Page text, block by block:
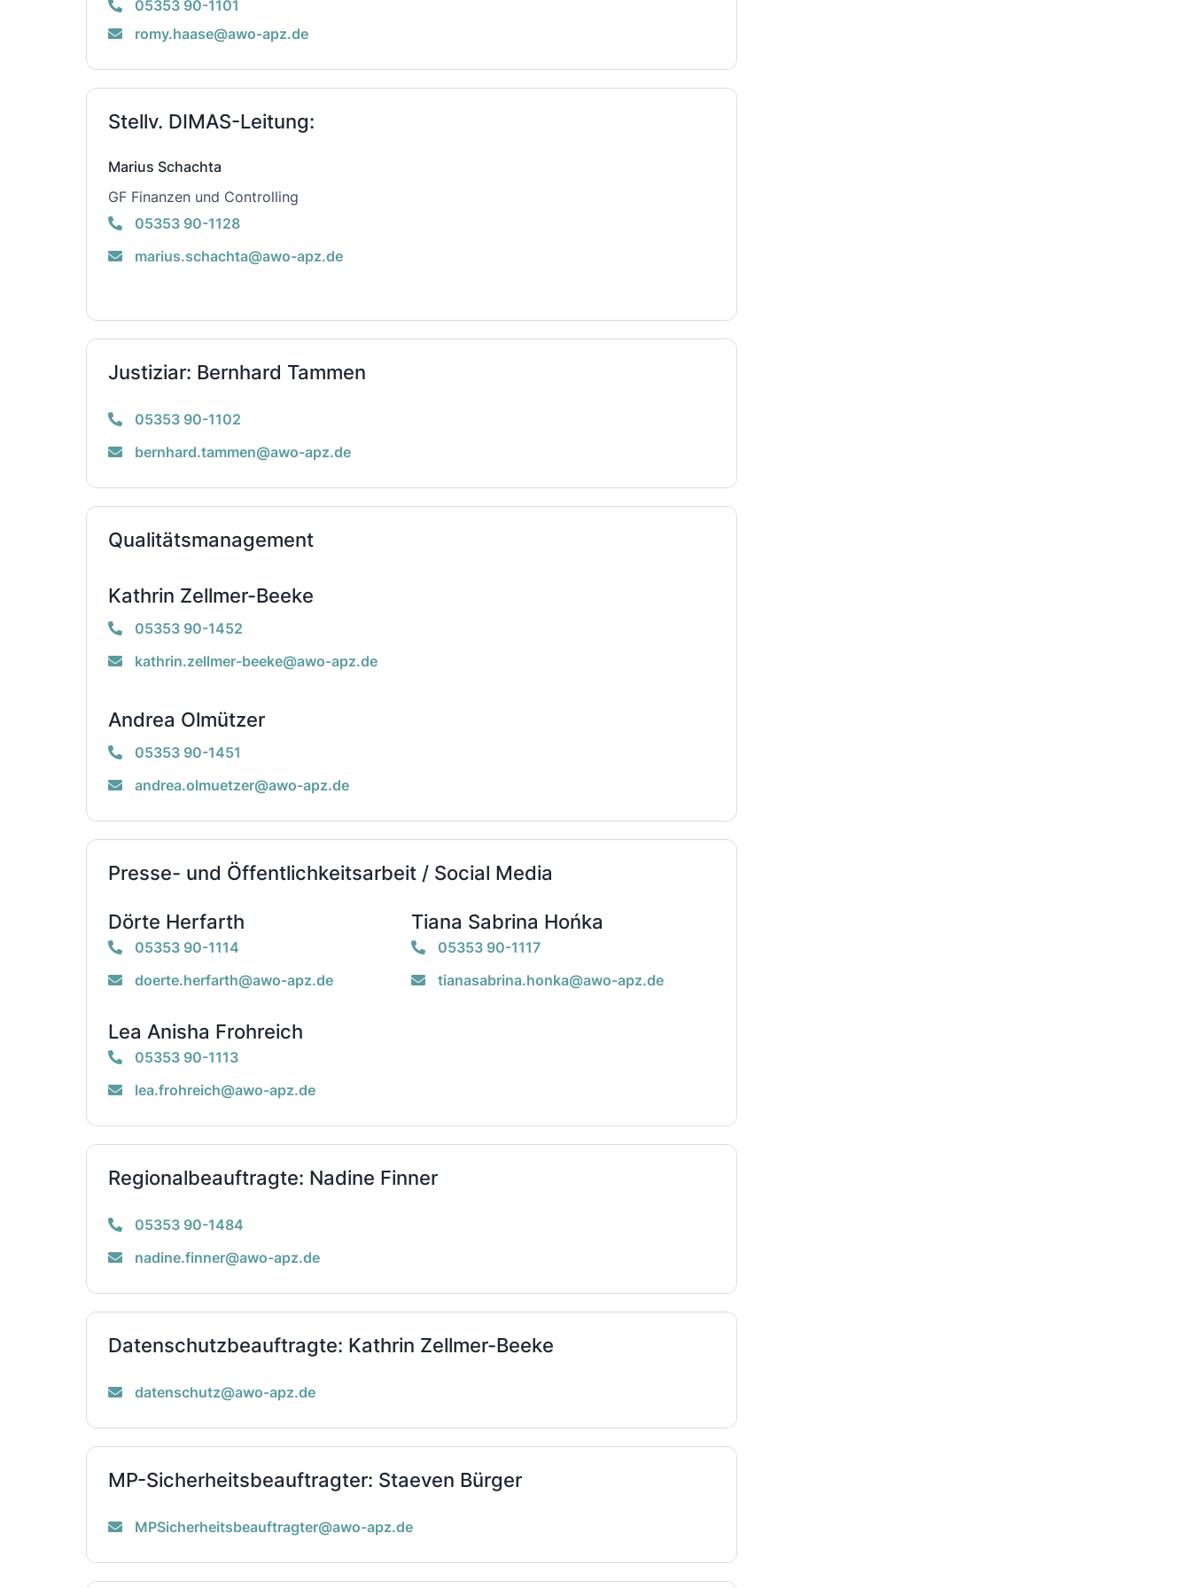
05353 90-1101
romy.haase@awo-apz.de
Stellv. DIMAS-Leitung:
Marius Schachta
GF Finanzen und Controlling
05353 90-1128
marius.schachta@awo-apz.de
Justiziar: Bernhard Tammen
05353 90-1102
bernhard.tammen@awo-apz.de
Qualitätsmanagement
Kathrin Zellmer-Beeke
05353 90-1452
kathrin.zellmer-beeke@awo-apz.de
Andrea Olmützer
05353 90-1451
andrea.olmuetzer@awo-apz.de
Presse- und Öffentlichkeitsarbeit / Social Media
Dörte Herfarth
05353 90-1114
doerte.herfarth@awo-apz.de
Tiana Sabrina Hońka
05353 90-1117
tianasabrina.honka@awo-apz.de
Lea Anisha Frohreich
05353 90-1113
lea.frohreich@awo-apz.de
Regionalbeauftragte: Nadine Finner
05353 90-1484
nadine.finner@awo-apz.de
Datenschutzbeauftragte: Kathrin Zellmer-Beeke
datenschutz@awo-apz.de
MP-Sicherheitsbeauftragter: Staeven Bürger
MPSicherheitsbeauftragter@awo-apz.de